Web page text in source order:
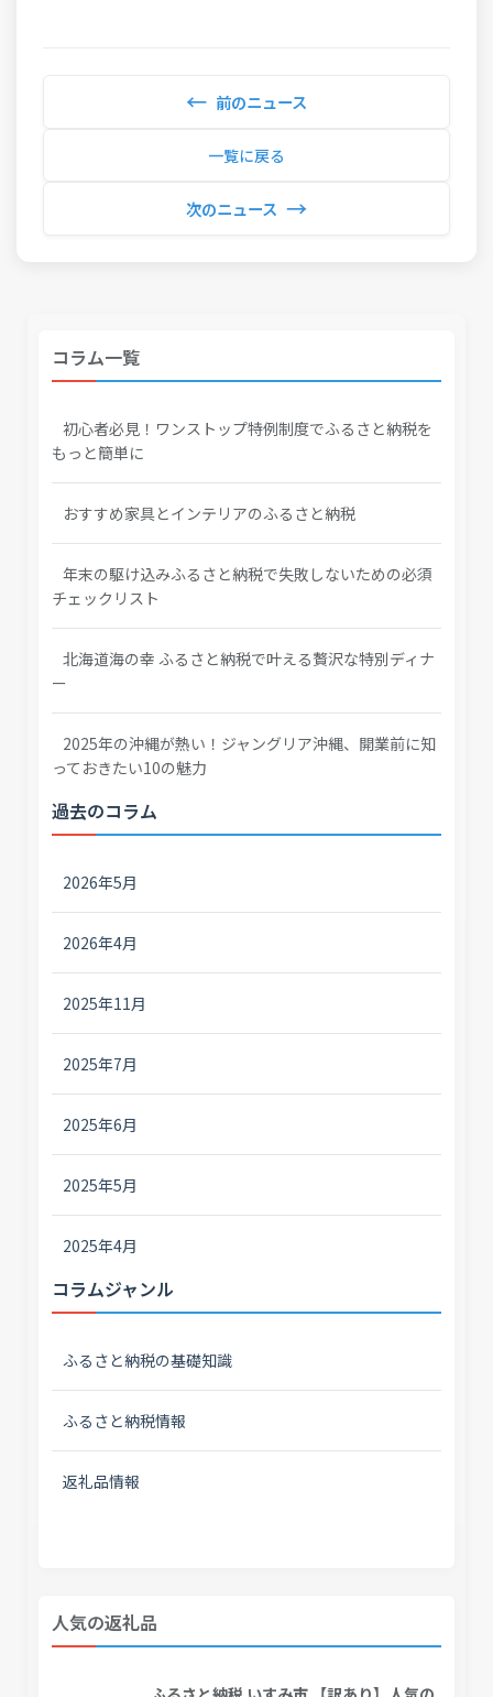
← 前のニュース
一覧に戻る
次のニュース →
コラム一覧
初心者必見！ワンストップ特例制度でふるさと納税を
もっと簡単に
おすすめ家具とインテリアのふるさと納税
年末の駆け込みふるさと納税で失敗しないための必須
チェックリスト
北海道海の幸 ふるさと納税で叶える贅沢な特別ディナ
ー
2025年の沖縄が熱い！ジャングリア沖縄、開業前に知
っておきたい10の魅力
過去のコラム
2026年5月
2026年4月
2025年11月
2025年7月
2025年6月
2025年5月
2025年4月
コラムジャンル
ふるさと納税の基礎知識
ふるさと納税情報
返礼品情報
人気の返礼品